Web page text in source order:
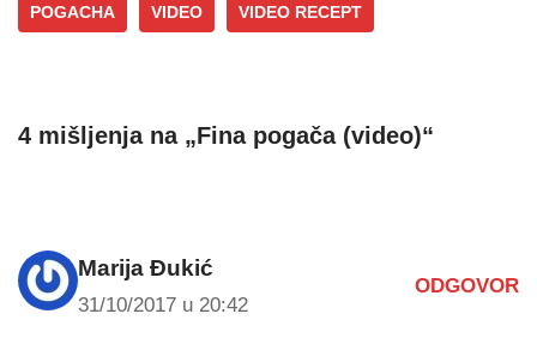
POGACHA VIDEO VIDEO RECEPT
4 mišljenja na „Fina pogača (video)“
Marija Đukić
31/10/2017 u 20:42
ODGOVOR